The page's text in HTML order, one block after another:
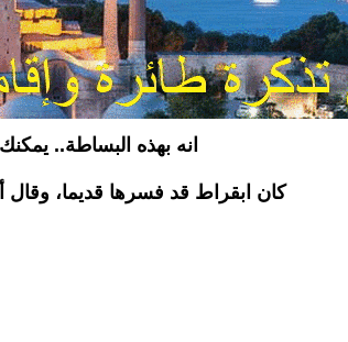
انه بهذه البساطة..
كان ابقراط قد فسرها قديما،